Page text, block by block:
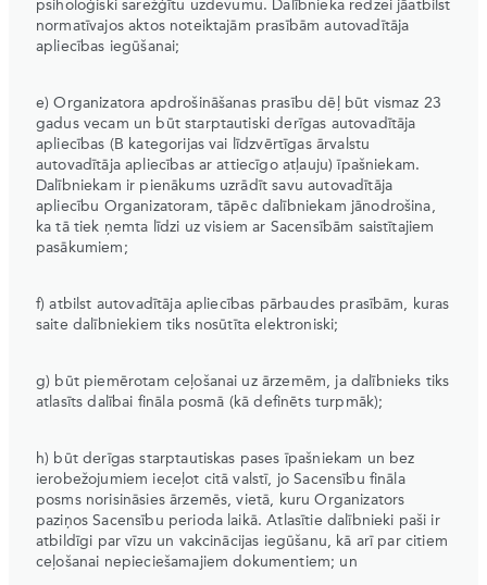
psiholoģiski sarežģītu uzdevumu. Dalībnieka redzei jāatbilst
normatīvajos aktos noteiktajām prasībām autovadītāja
apliecības iegūšanai;
e) Organizatora apdrošināšanas prasību dēļ būt vismaz 23
gadus vecam un būt starptautiski derīgas autovadītāja
apliecības (B kategorijas vai līdzvērtīgas ārvalstu
autovadītāja apliecības ar attiecīgo atļauju) īpašniekam.
Dalībniekam ir pienākums uzrādīt savu autovadītāja
apliecību Organizatoram, tāpēc dalībniekam jānodrošina,
ka tā tiek ņemta līdzi uz visiem ar Sacensībām saistītajiem
pasākumiem;
f) atbilst autovadītāja apliecības pārbaudes prasībām, kuras
saite dalībniekiem tiks nosūtīta elektroniski;
g) būt piemērotam ceļošanai uz ārzemēm, ja dalībnieks tiks
atlasīts dalībai fināla posmā (kā definēts turpmāk);
h) būt derīgas starptautiskas pases īpašniekam un bez
ierobežojumiem ieceļot citā valstī, jo Sacensību fināla
posms norisināsies ārzemēs, vietā, kuru Organizators
paziņos Sacensību perioda laikā. Atlasītie dalībnieki paši ir
atbildīgi par vīzu un vakcinācijas iegūšanu, kā arī par citiem
ceļošanai nepieciešamajiem dokumentiem; un